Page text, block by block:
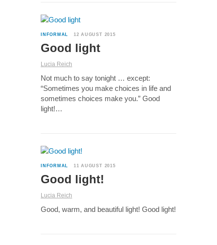
INFORMAL 12 AUGUST 2015
Good light
Lucia Reich
Not much to say tonight … except:
“Sometimes you make choices in life and
sometimes choices make you.” Good
light!…
INFORMAL 11 AUGUST 2015
Good light!
Lucia Reich
Good, warm, and beautiful light! Good light!